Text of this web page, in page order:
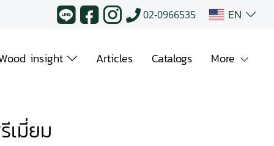
02-0966535 EN
insight Articles Catalogs More
เมี่ยม